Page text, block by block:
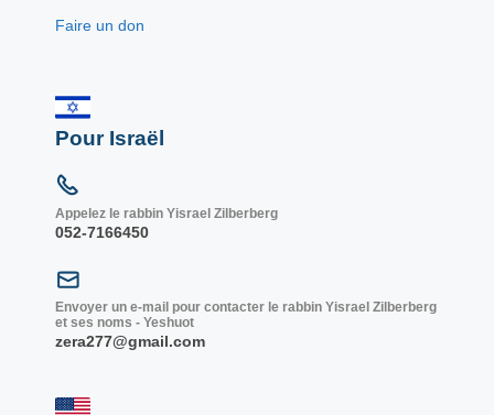
Faire un don
Pour Israël
Appelez le rabbin Yisrael Zilberberg
052-7166450
Envoyer un e-mail pour contacter le rabbin Yisrael Zilberberg
et ses noms - Yeshuot
zera277@gmail.com